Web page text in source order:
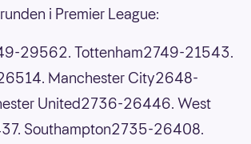
i Premier League:
29562. Tottenham2749-21543.
Manchester City2648-
United2736-26446. West
Southampton2735-26408.